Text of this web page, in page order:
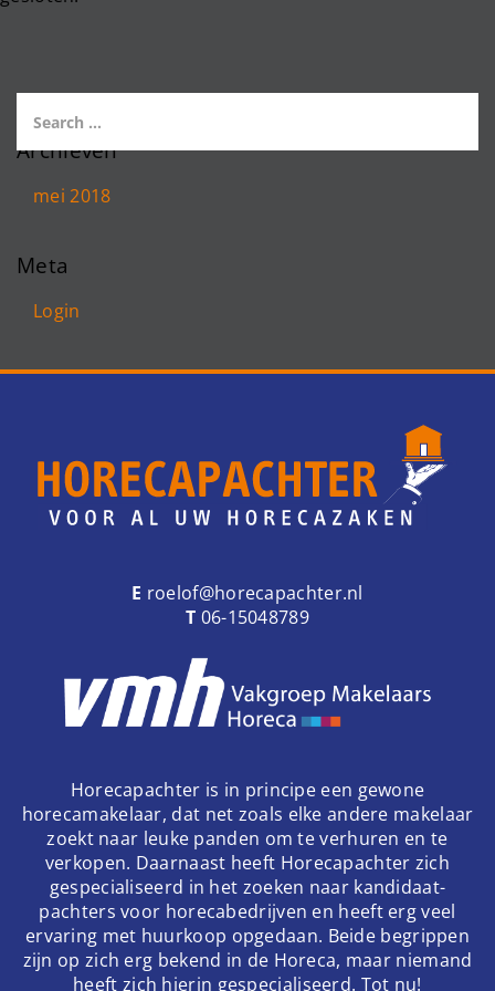
Archieven
mei 2018
Meta
Login
E roelof@horecapachter.nl
T 06-15048789
Horecapachter is in principe een gewone
horecamakelaar, dat net zoals elke andere makelaar
zoekt naar leuke panden om te verhuren en te
verkopen. Daarnaast heeft Horecapachter zich
gespecialiseerd in het zoeken naar kandidaat-
pachters voor horecabedrijven en heeft erg veel
ervaring met huurkoop opgedaan. Beide begrippen
zijn op zich erg bekend in de Horeca, maar niemand
heeft zich hierin gespecialiseerd. Tot nu!